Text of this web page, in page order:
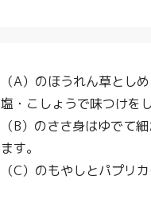
（A）のほうれん草とし
塩・こしょうで味つけをし
（B）のささ身はゆでて
ます。
（C）のもやしとパプリ